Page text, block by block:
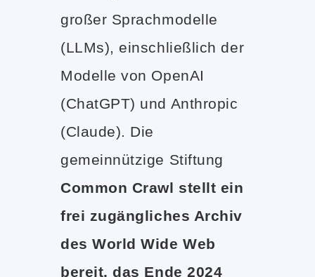
großer Sprachmodelle
(LLMs), einschließlich der
Modelle von OpenAI
(ChatGPT) und Anthropic
(Claude). Die
gemeinnützige Stiftung
Common Crawl stellt ein
frei zugängliches Archiv
des World Wide Web
bereit, das Ende 2024